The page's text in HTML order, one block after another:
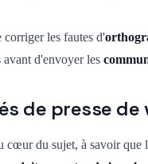
corriger les fautes d'
avant d'envoyer les
de presse de
cœur du sujet, à savoir que